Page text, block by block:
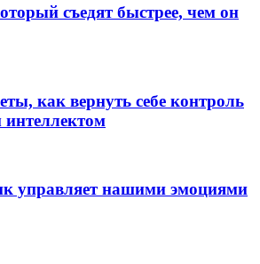
съедят быстрее, чем он
как вернуть себе контроль
интеллектом
управляет нашими эмоциями